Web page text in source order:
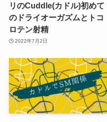
リのCuddle(カドル)初めて
のドライオーガズムとトコ
ロテン射精
2022年7月2日